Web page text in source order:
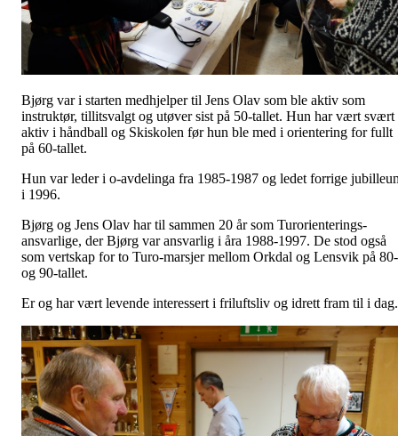
Bjørg var i starten medhjelper til Jens Olav som ble aktiv som
instruktør, tillitsvalgt og utøver sist på 50-tallet. Hun har vært svært
aktiv i håndball og Skiskolen før hun ble med i orientering for fullt
på 60-tallet.
Hun var leder i o-avdelinga fra 1985-1987 og ledet forrige
i 1996.
Bjørg og Jens Olav har til sammen 20 år som Turorienterings-
ansvarlige, der Bjørg var ansvarlig i åra 1988-1997. De stod også
som vertskap for to Turo-marsjer mellom Orkdal og Lensvik på 80-
og 90-tallet.
Er og har vært levende interessert i friluftsliv og idrett fram til i dag.